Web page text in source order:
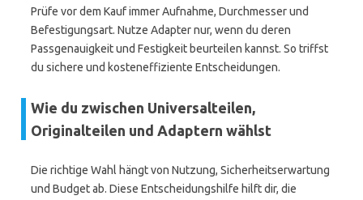
Prüfe vor dem Kauf immer Aufnahme, Durchmesser und
Befestigungsart. Nutze Adapter nur, wenn du deren
Passgenauigkeit und Festigkeit beurteilen kannst. So triffst
du sichere und kosteneffiziente Entscheidungen.
Wie du zwischen Universalteilen,
Originalteilen und Adaptern wählst
Die richtige Wahl hängt von Nutzung, Sicherheitserwartung
und Budget ab. Diese Entscheidungshilfe hilft dir, die